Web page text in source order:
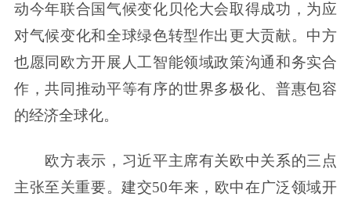
动今年联合国气候变化贝伦大会取得成功，为应
对气候变化和全球绿色转型作出更大贡献。中方
也愿同欧方开展人工智能领域政策沟通和务实合
作，共同推动平等有序的世界多极化、普惠包容
的经济全球化。
欧方表示，习近平主席有关欧中关系的三点
主张至关重要。建交50年来，欧中在广泛领域开